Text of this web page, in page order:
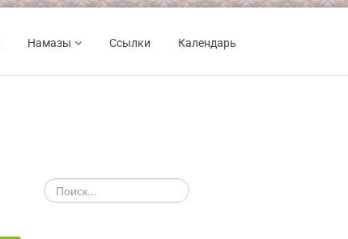
Намазы Ссылки Календарь